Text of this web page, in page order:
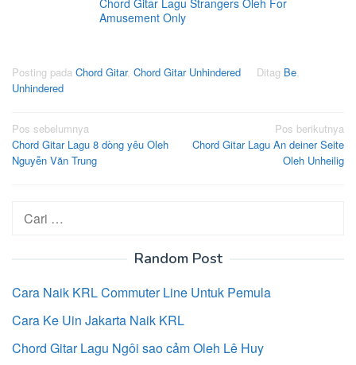
Chord Gitar Lagu Strangers Oleh For
Amusement Only
Posting pada Chord Gitar, Chord Gitar Unhindered Ditag Be,
Unhindered
Navigasi
pos
Pos sebelumnya
Chord Gitar Lagu 8 dòng yêu Oleh
Nguyễn Văn Trung
Pos berikutnya
Chord Gitar Lagu An deiner Seite
Oleh Unheilig
Cari
untuk:
Random Post
Cara Naik KRL Commuter Line Untuk Pemula
Cara Ke Uin Jakarta Naik KRL
Chord Gitar Lagu Ngôi sao cảm Oleh Lê Huy